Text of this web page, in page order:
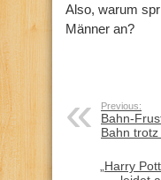
Also, warum
Männer an?
Previous:
Bahn-
Bahn
„Harry